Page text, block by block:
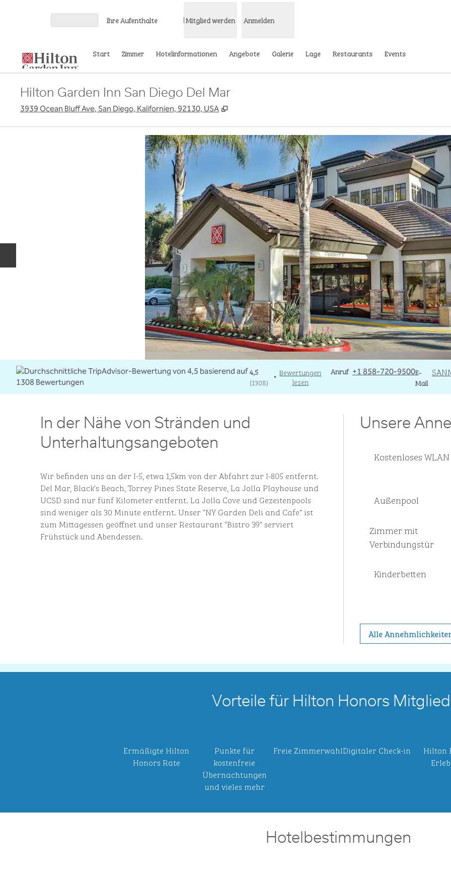
Ihre Aufenthalte Mitglied werden Anmelden
Start Zimmer Hotelinformationen Angebote Galerie Lage Restaurants Events
Hilton Garden Inn San Diego Del Mar
3939 Ocean Bluff Ave, San Diego, Kalifornien, 92130, USA ,
4,5
(1308)
• Bewertungen
lesen
Anruf
Telefon+1 858-720-9500E-
Mail
Email
In der Nähe von Stränden und
Unterhaltungsangeboten
Wir befinden uns an der I-5, etwa 1,5km von der Abfahrt zur I-805 entfernt.
Del Mar, Black’s Beach, Torrey Pines State Reserve, La Jolla Playhouse und
UCSD sind nur fünf Kilometer entfernt. La Jolla Cove und Gezeitenpools
sind weniger als 30 Minute entfernt. Unser "NY Garden Deli and Cafe" ist
zum Mittagessen geöffnet und unser Restaurant "Bistro 39" serviert
Frühstück und Abendessen.
Unsere
Kostenloses WLAN
Außenpool
Zimmer mit
Verbindungstür
Kinderbetten
Alle
Vorteile für Hilton Honors
Ermäßigte Hilton
Honors Rate
Punkte für
kostenfreie
Übernachtungen
und vieles mehr
Freie ZimmerwahlDigitaler Check-in
Hilton
Hotelbestimmungen